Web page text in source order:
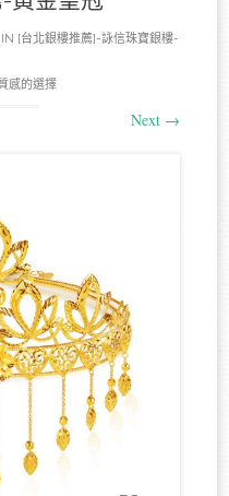
[台北銀樓推薦]-詠信珠寶銀樓-
感的選擇
Next →